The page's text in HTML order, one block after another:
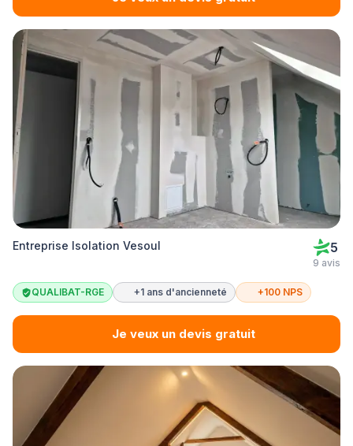
Entreprise Isolation Vesoul 5
9 avis
QUALIBAT-RGE +1 ans d'ancienneté +100 NPS
Je veux un devis gratuit